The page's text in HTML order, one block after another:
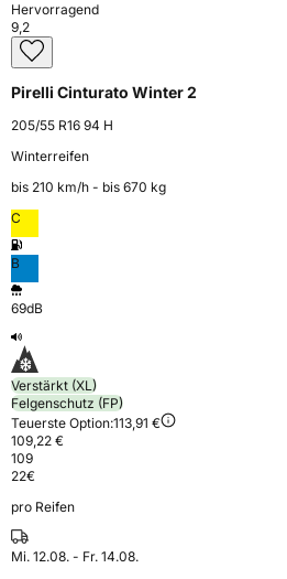
Hervorragend
9,2
Pirelli Cinturato Winter 2
205/55 R16 94 H
Winterreifen
bis 210 km⁠/⁠h - bis 670 kg
C
B
69dB
Verstärkt (XL)
Felgenschutz (FP)
Teuerste Option:113,91 €
109,22 €
109
22€
pro Reifen
Mi. 12.08. - Fr. 14.08.